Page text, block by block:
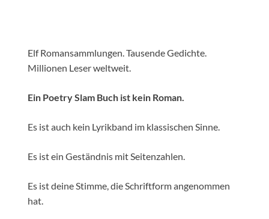
Elf Romansammlungen. Tausende Gedichte.
Millionen Leser weltweit.
Ein Poetry Slam Buch ist kein Roman.
Es ist auch kein Lyrikband im klassischen Sinne.
Es ist ein Geständnis mit Seitenzahlen.
Es ist deine Stimme, die Schriftform angenommen
hat.